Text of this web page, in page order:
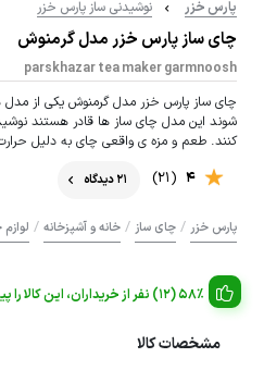
پارس خزر نوشیدنی ساز پارس خزر
چای ساز پارس خزر مدل گرمنوش
parskhazar tea maker garmnoosh
چای ساز پارس خزر مدل گرمنوش یکی از
شوند این مدل چای ساز ها قادر هستند
کنند. طعم و مزه ی واقعی چای به دلیل
4
(21) 21 دیدگاه
پارس خزر / چای ساز / خانه و آشپزخانه /
58% (12) نفر از خریداران، این کالا را پیشنهاد کرده اند
مشخصات کالا